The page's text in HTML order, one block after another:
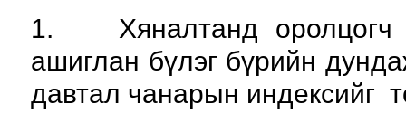
1. Хяналтанд оролцогч
ашиглан бүлэг бүрийн
давтал чанарын индексийг